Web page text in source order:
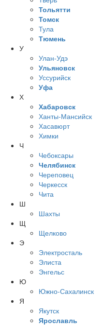
Тольятти
Томск
Тула
Тюмень
У
Улан-Удэ
Ульяновск
Уссурийск
Уфа
Х
Хабаровск
Ханты-Мансийск
Хасавюрт
Химки
Ч
Чебоксары
Челябинск
Череповец
Черкесск
Чита
Ш
Шахты
Щ
Щелково
Э
Электросталь
Элиста
Энгельс
Ю
Южно-Сахалинск
Я
Якутск
Ярославль